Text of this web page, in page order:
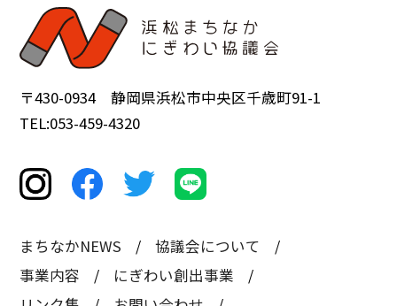
〒430-0934 静岡県浜松市中央区千歳町91-1
TEL:053-459-4320
まちなかNEWS
協議会について
事業内容
にぎわい創出事業